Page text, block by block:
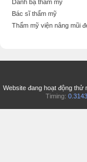
Danh bạ thẩm mỹ
Bác sĩ thẩm mỹ
Thẩm mỹ viện nâng mũi
Website đang hoạt động thử
Timing: